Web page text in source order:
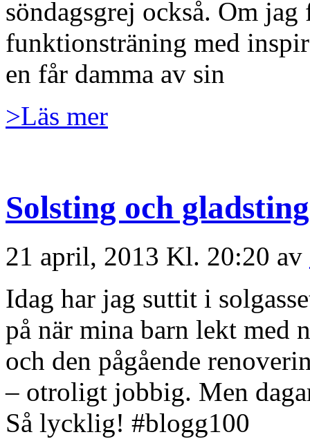
söndagsgrej också. Om
funktionsträning med
en får damma av sin
>Läs mer
Solsting och gladsting
21 april, 2013 Kl. 20:20 av
Idag har jag suttit i
på när mina barn lekt med
och den pågående
– otroligt jobbig. Men
Så lycklig! #blogg100